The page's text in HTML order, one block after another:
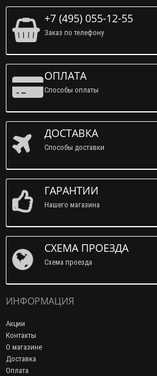
+7 (495) 055-12-55
Заказ по телефону
ОПЛАТА
Способы оплаты
ДОСТАВКА
Способы доставки
ГАРАНТИИ
Нашего магазина
СХЕМА ПРОЕЗДА
Схема проезда
ИНФОРМАЦИЯ
Акции
Контакты
О магазине
Доставка
Оплата